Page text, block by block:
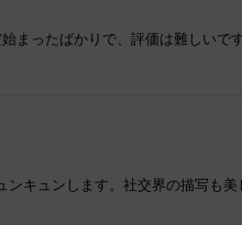
まったばかりで、評価は難しいで
キュンします。社交界の描写も